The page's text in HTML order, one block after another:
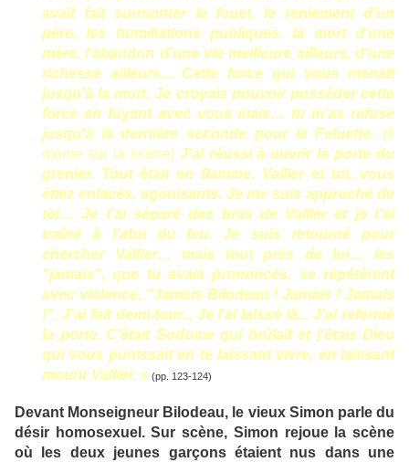
avait fait surmonter le fouet, le reniement d'un
père, les humiliations publiques, la mort d'une
mère, l'abandon d'une vie meilleure ailleurs, d'une
richesse ailleurs... Cette force qui vous menait
jusqu'à la mort. Je croyais pouvoir posséder cette
force en fuyant avec vous mais… tu m'as refusé
jusqu'à la dernière seconde pour le Feluette.
(Il
monte sur la scène) J'ai réussi à ouvrir la porte du
grenier. Tout était en flamme. Vallier et toi, vous
étiez enlacés, agonisants. Je me suis approché de
toi… Je t'ai séparé des bras de Vallier et je t'ai
traîné à l'abri du feu. Je suis retourné pour
chercher Vallier… mais tout près de lui… les
"jamais", que tu avais prononcés, se répétèrent
avec violence. "Jamais Bilodeau ! Jamais ! Jamais
!". J'ai fait demi-tour... Je l'ai laissé là... J'ai refermé
la porte. C'était Sodome qui brûlait et j'étais Dieu
qui vous punissait en te laissant vivre, en laissant
mourir Vallier. » (pp. 123-124)
Devant Monseigneur Bilodeau, le vieux Simon parle du
désir homosexuel. Sur scène, Simon rejoue la scène
où les deux jeunes garçons étaient nus dans une